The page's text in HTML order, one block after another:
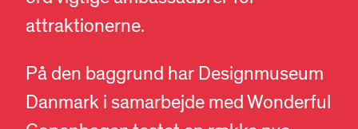
attraktionerne.
På den baggrund har Designmuseum
Danmark i samarbejde med Wonderful